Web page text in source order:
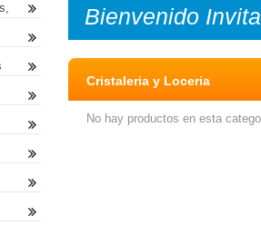
Bienvenido
Cristaleria y Loceria
No hay productos en esta